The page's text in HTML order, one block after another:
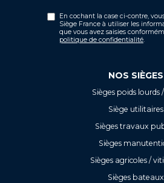
En cochant la case ci-contre,
Siège France à utiliser les
que vous avez saisies
politique de confidentialité
NOS SIÈGES
Sièges poids lourds
Siège utilitaires
Sièges travaux
Sièges
Sièges agricoles /
Sièges bateaux